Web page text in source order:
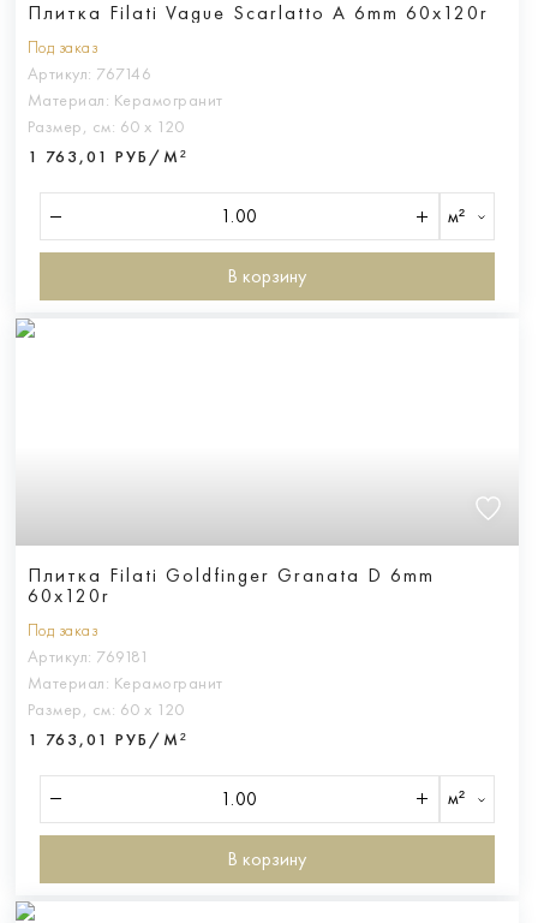
Плитка Filati Vague Scarlatto A 6mm 60x120r
Под заказ
Артикул: 767146
Материал: Керамогранит
Размер, см: 60 х 120
1 763,01 РУБ/М²
м²
В корзину
Плитка Filati Goldfinger Granata D 6mm
60x120r
Под заказ
Артикул: 769181
Материал: Керамогранит
Размер, см: 60 х 120
1 763,01 РУБ/М²
м²
В корзину